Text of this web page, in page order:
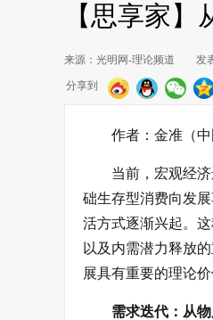
【思享家
来源：光明网-理论频道 发
分享到
作者：金准（
当前，宏观经
础生存型消费向发
活方式逐渐兴起。
以及内需潜力释放
展具有重要的理论价
需求迭代：从